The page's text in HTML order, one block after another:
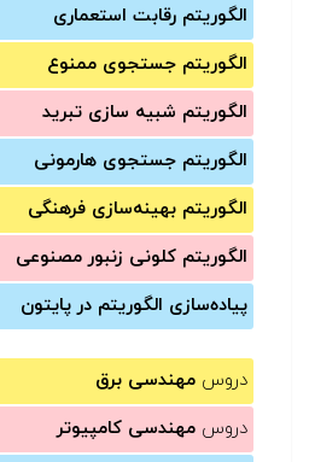
الگوریتم رقابت استعماری
الگوریتم جستجوی ممنوع
الگوریتم شبیه سازی تبرید
الگوریتم جستجوی هارمونی
الگوریتم بهینه‌سازی فرهنگی
الگوریتم کلونی زنبور مصنوعی
پیاده‌سازی الگوریتم در پایتون
دروس مهندسی برق
دروس مهندسی کامپیوتر